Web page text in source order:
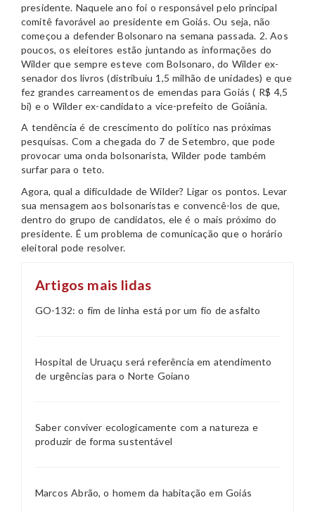
presidente. Naquele ano foi o responsável pelo principal
comitê favorável ao presidente em Goiás. Ou seja, não
começou a defender Bolsonaro na semana passada. 2. Aos
poucos, os eleitores estão juntando as informações do
Wilder que sempre esteve com Bolsonaro, do Wilder ex-
senador dos livros (distribuiu 1,5 milhão de unidades) e que
fez grandes carreamentos de emendas para Goiás ( R$ 4,5
bi) e o Wilder ex-candidato a vice-prefeito de Goiânia.
A tendência é de crescimento do político nas próximas
pesquisas. Com a chegada do 7 de Setembro, que pode
provocar uma onda bolsonarista, Wilder pode também
surfar para o teto.
Agora, qual a dificuldade de Wilder? Ligar os pontos. Levar
sua mensagem aos bolsonaristas e convencê-los de que,
dentro do grupo de candidatos, ele é o mais próximo do
presidente. É um problema de comunicação que o horário
eleitoral pode resolver.
Artigos mais lidas
GO-132: o fim de linha está por um fio de asfalto
Hospital de Uruaçu será referência em atendimento
de urgências para o Norte Goiano
Saber conviver ecologicamente com a natureza e
produzir de forma sustentável
Marcos Abrão, o homem da habitação em Goiás